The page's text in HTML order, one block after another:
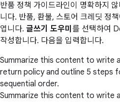
반품 정책 가이드라인이 명확하지
니다. 반품, 환불, 스토어 크레딧 정
엽니다. 글쓰기 도우미 를 선택하여
작성합니다. 다음을 입력합니다.
Summarize this content to write
return policy and outline 5 steps
sequential order.
Summarize this content to write